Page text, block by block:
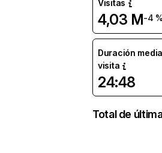
Visitas
4,03 M-4 %
Duración
visita
24:48
Total de